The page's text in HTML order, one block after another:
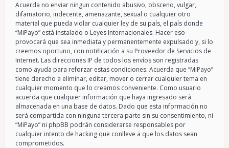
Acuerda no enviar ningun contenido abusivo, obsceno, vulgar,
difamatorio, indecente, amenazante, sexual o cualquier otro
material que pueda violar cualquier ley de su país, el país donde
“MiPayo” está instalado o Leyes Internacionales. Hacer eso
provocará que sea inmediata y permanentemente expulsado y, si lo
creemos oportuno, con notificación a su Proveedor de Servicios de
Internet. Las direcciones IP de todos los envíos son registradas
como ayuda para reforzar estas condiciones. Acuerda que “MiPayo”
tiene derecho a eliminar, editar, mover o cerrar cualquier tema en
cualquier momento que lo creamos conveniente. Como usuario
acuerda que cualquier información que haya ingresado será
almacenada en una base de datos. Dado que esta información no
será compartida con ninguna tercera parte sin su consentimiento, ni
“MiPayo” ni phpBB podrán considerarse responsables por
cualquier intento de hacking que conlleve a que los datos sean
comprometidos.